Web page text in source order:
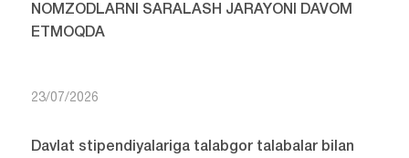
NOMZODLARNI SARALASH JARAYONI DAVOM
ETMOQDA
23/07/2026
Davlat stipendiyalariga talabgor talabalar bilan